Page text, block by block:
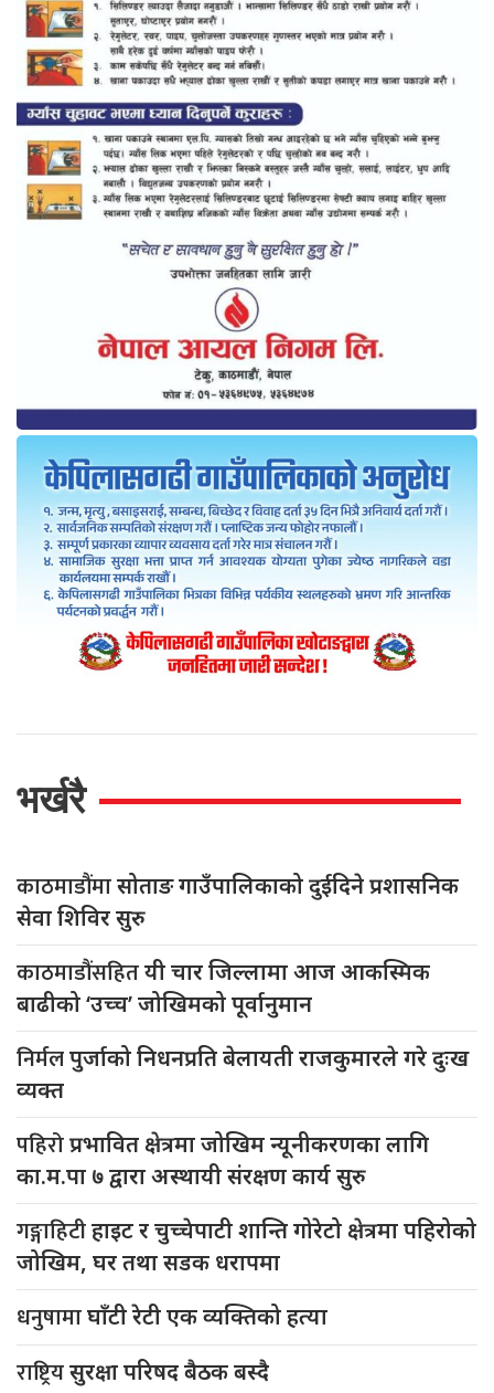
भर्खरै
काठमाडौंमासोताङ गाउँपालिकाको दुईदिने प्रशासनिक
सेवा शिविर सुरु
काठमाडौंसहितयी चार जिल्लामा आज आकस्मिक
बाढीको ‘उच्च’ जोखिमको पूर्वानुमान
निर्मलपुर्जाको निधनप्रति बेलायती राजकुमारले गरे दुःख
व्यक्त
पहिरोप्रभावित क्षेत्रमा जोखिम न्यूनीकरणका लागि
का.म.पा ७ द्वारा अस्थायी संरक्षण कार्य सुरु
गङ्गाहिटीहाइट र चुच्चेपाटी शान्ति गोरेटो क्षेत्रमा पहिरोको
जोखिम, घर तथा सडक धरापमा
धनुषामाघाँटी रेटी एक व्यक्तिको हत्या
राष्ट्रियसुरक्षा परिषद बैठक बस्दै